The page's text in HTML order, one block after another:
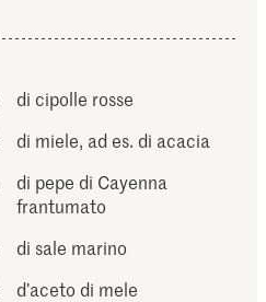
di cipolle rosse
di miele, ad es. di acacia
di pepe di Cayenna
frantumato
di sale marino
d’aceto di mele